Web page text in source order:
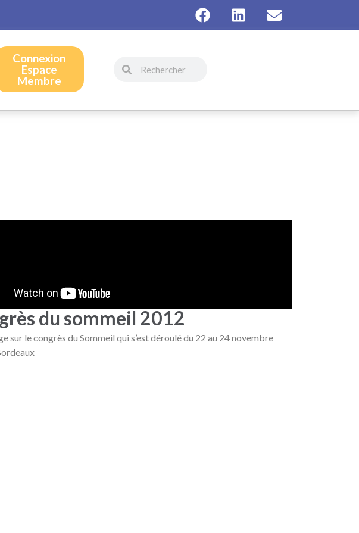
Connexion
Espace
Membre
du sommeil 2012
sur le congrès du Sommeil qui s’est déroulé du 22 au 24 novembre